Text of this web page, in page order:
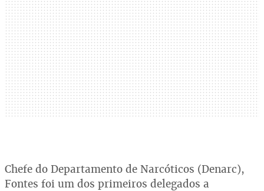
Chefe do Departamento de Narcóticos (Denarc),
Fontes foi um dos primeiros delegados a